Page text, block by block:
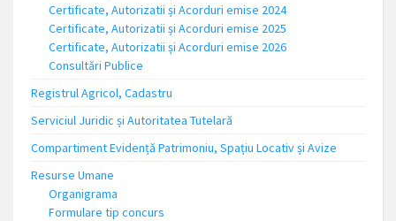
Certificate, Autorizatii și Acorduri emise 2024
Certificate, Autorizatii și Acorduri emise 2025
Certificate, Autorizatii și Acorduri emise 2026
Consultări Publice
Registrul Agricol, Cadastru
Serviciul Juridic și Autoritatea Tutelară
Compartiment Evidență Patrimoniu, Spațiu Locativ și Avize
Resurse Umane
Organigrama
Formulare tip concurs